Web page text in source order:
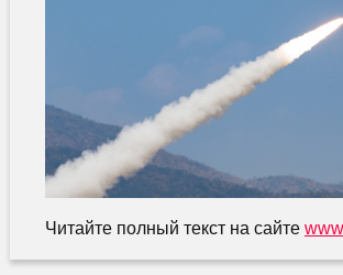
Читайте полный текст на сайте